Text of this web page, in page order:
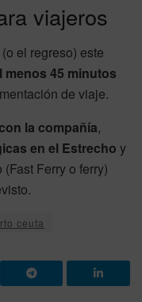
viajeros
el regreso) este
menos 45 minutos
de viaje.
la compañía,
en el Estrecho y
Ferry o ferry)
ceuta